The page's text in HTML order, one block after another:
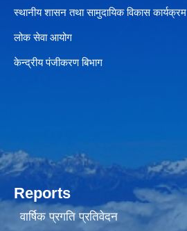
स्थानीय शासन तथा सामुदायिक विकास कार्यक्रम
लोक सेवा आयोग
केन्द्रीय पंजीकरण बिभाग
Reports
वार्षिक प्रगति प्रतिवेदन